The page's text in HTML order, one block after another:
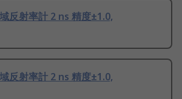
反射率計 2 ns 精度±1.0,
反射率計 2 ns 精度±1.0,